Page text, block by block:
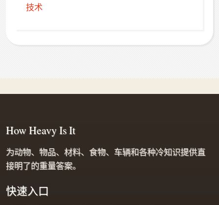
技术
快速入口
How Heavy Is It
为动物、物品、材料、食物、车辆和各种冷知识提供直
接明了的重量答案。